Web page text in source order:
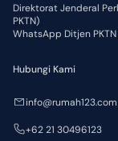
Direktorat Jenderal
PKTN)
WhatsApp Ditjen PKTN
Hubungi Kami
info@rumah123.com
+62 21 30496123